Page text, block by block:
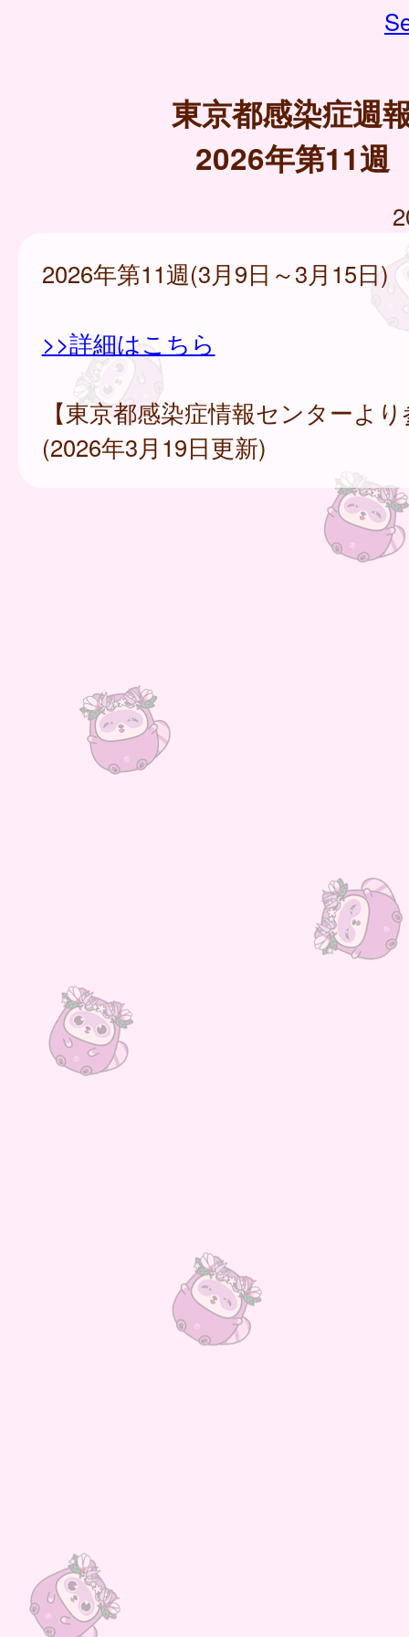
東京都感染症週
2026年第11週
2026年第11週(3月9日～3月15日)
>>詳細はこちら
【東京都感染症情報センターよ
(2026年3月19日更新)